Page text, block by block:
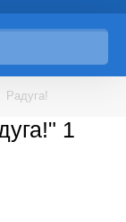
Радуга!
1